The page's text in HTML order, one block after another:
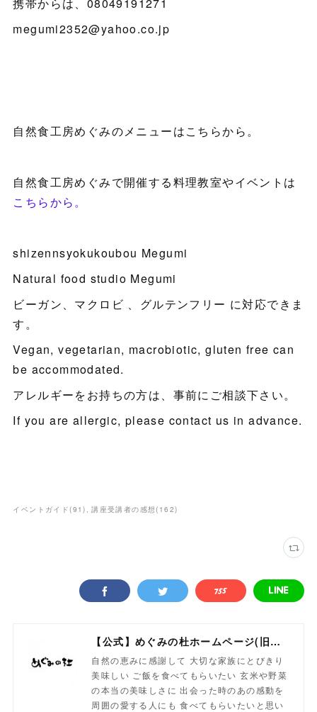
携帯からは、08049191271
megumi2352@yahoo.co.jp
自然食工房めぐみのメニューはこちらから。
自然食工房めぐみで開催する料理教室やイベントは
こちらから。
shizennsyokukoubou Megumi
Natural food studio Megumi
ビーガン、マクロビ 、グルテンフリー に対応できま
す。
Vegan, vegetarian, macrobiotic, gluten free can
be accommodated.
アレルギーをお持ちの方は、事前にご相談下さい。
If you are allergic, please contact us in advance.
イベントガイド(91) 講座受講者の感想( 162)
【公式】めぐみの杜ホームページ(旧自然食工房）
自然の恵みに感謝して 大切な家族にとびきり
美味しい ご飯を食べてもらいたい 玄米や野菜
の本当の美味しさに 出会った時のあの感動を
周囲の愛する人にも 食べてもらいたいと思い